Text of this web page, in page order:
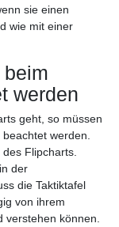
sie einen
wie mit einer
werden
geht, so müssen
werden.
Flipcharts.
der
die Taktiktafel
von ihrem
verstehen können.